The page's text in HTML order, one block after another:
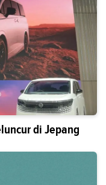
di Jepang